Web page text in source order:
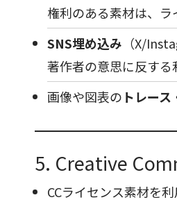
権利のある素材は、ラ
SNS埋め込み （X/
著作者の意思に反する
画像や図表の トレー
5. Creative
CCライセンス素材を利